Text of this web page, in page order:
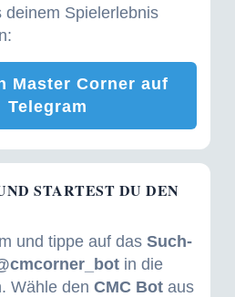
deinem Spielerlebnis
Master Corner auf
Telegram
STARTEST DU DEN
und tippe auf das Such-
in die
Wähle den CMC Botaus